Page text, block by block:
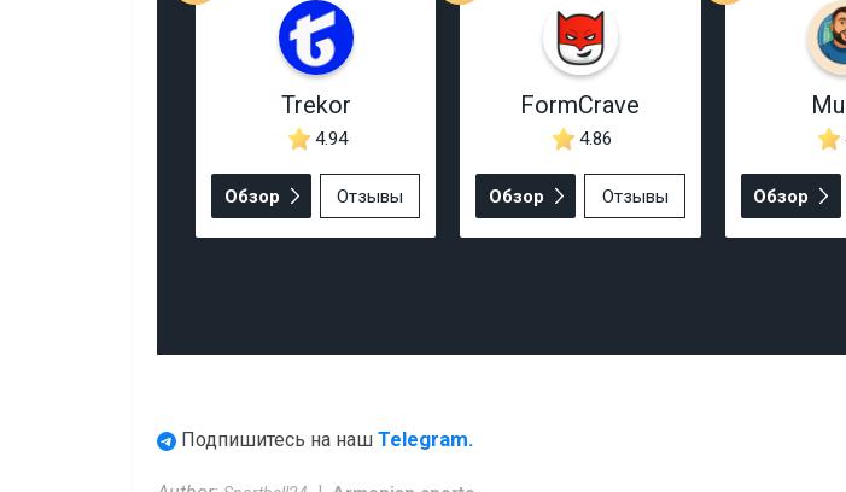
Trekor
4.94
Обзор Отзывы
FormCrave
4.86
Обзор Отзывы Обзор
Подпишитесь на наш Telegram.